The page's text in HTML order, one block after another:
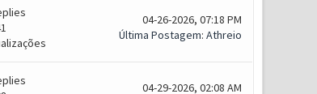
04-26-2026, 07:18 PM
Última Postagem: Athreio
04-29-2026, 02:08 AM